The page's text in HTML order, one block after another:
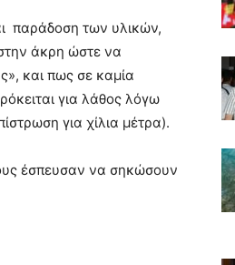
παράδοση των υλικών,
άκρη ώστε να
και πως σε καμία
για λάθος λόγω
για χίλια μέτρα).
έσπευσαν να σηκώσουν